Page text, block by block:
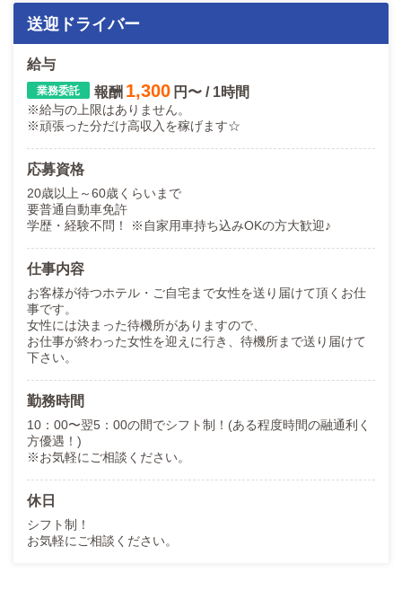
送迎ドライバー
給与
報酬 1,300 円〜 / 1時間
※給与の上限はありません。
※頑張った分だけ高収入を稼げます☆
応募資格
20歳以上～60歳くらいまで
要普通自動車免許
学歴・経験不問！ ※自家用車持ち込みOKの方大歓迎♪
仕事内容
お客様が待つホテル・ご自宅まで女性を送り届けて頂くお仕
事です。
女性には決まった待機所がありますので、
お仕事が終わった女性を迎えに行き、待機所まで送り届けて
下さい。
勤務時間
10：00〜翌5：00の間でシフト制！(ある程度時間の融通利く
方優遇！)
※お気軽にご相談ください。
休日
シフト制！
お気軽にご相談ください。